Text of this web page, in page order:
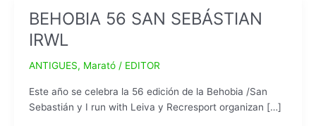
BEHOBIA 56 SAN SEBÁSTIAN
IRWL
ANTIGUES, Marató/ EDITOR
Este año se celebra la 56 edición de la Behobia /San
Sebastián y I run with Leiva y Recresport organizan […]